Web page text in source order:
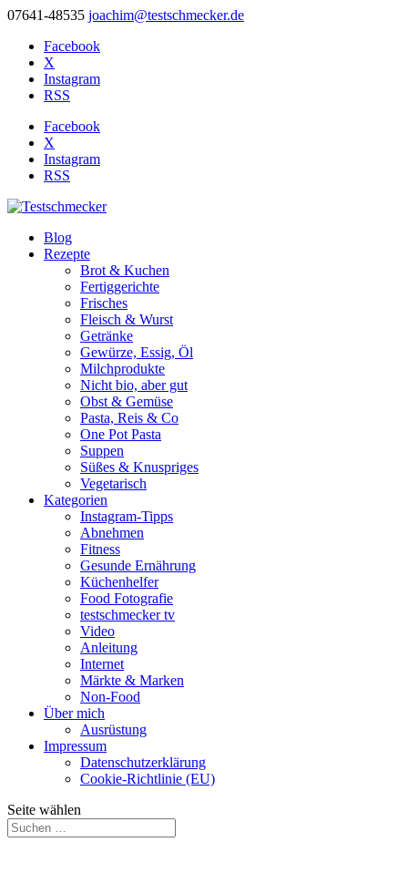
07641-48535 joachim@testschmecker.de
Facebook
X
Instagram
RSS
Facebook
X
Instagram
RSS
Blog
Rezepte
Brot & Kuchen
Fertiggerichte
Frisches
Fleisch & Wurst
Getränke
Gewürze, Essig, Öl
Milchprodukte
Nicht bio, aber gut
Obst & Gemüse
Pasta, Reis & Co
One Pot Pasta
Suppen
Süßes & Knuspriges
Vegetarisch
Kategorien
Instagram-Tipps
Abnehmen
Fitness
Gesunde Ernährung
Küchenhelfer
Food Fotografie
testschmecker tv
Video
Anleitung
Internet
Märkte & Marken
Non-Food
Über mich
Ausrüstung
Impressum
Datenschutzerklärung
Cookie-Richtlinie (EU)
Seite wählen